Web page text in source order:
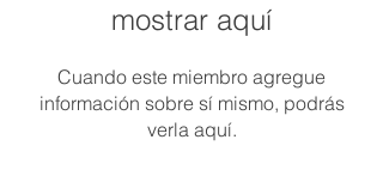
mostrar aquí
Cuando este miembro agregue
información sobre sí mismo, podrás
verla aquí.